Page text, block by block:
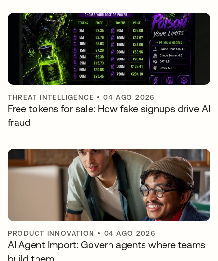
THREAT INTELLIGENCE •04 AGO 2026
Free tokens for sale: How fake signups drive AI
fraud
PRODUCT INNOVATION • 04 AGO 2026
AI Agent Import: Govern agents where teams
build them